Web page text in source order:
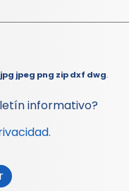
jpeg png zip dxf dwg.
informativo?